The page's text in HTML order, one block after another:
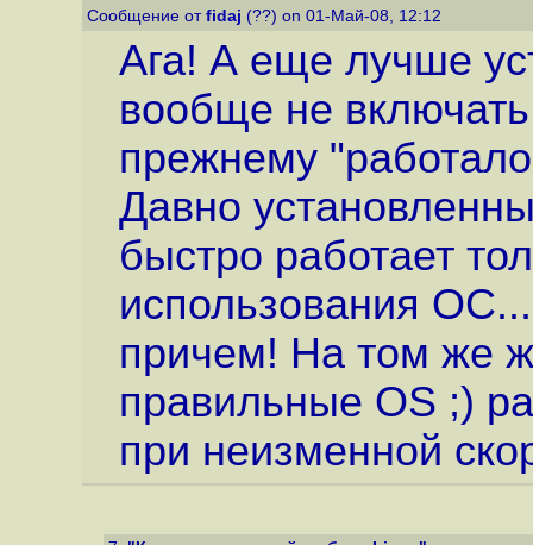
Сообщение от fidaj (??) on 01-Май-08, 12:12
Ага! А еще лучше
вообще не
прежнему
Давно
быстро работает
использования
причем! На том же
правильные OS ;)
при неизменной